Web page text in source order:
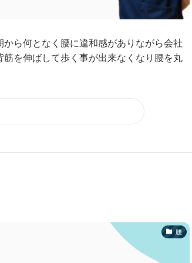
ら何となく腰に違和感がありながら会社
を伸ばして歩く事が出来なくなり腰を丸
腰